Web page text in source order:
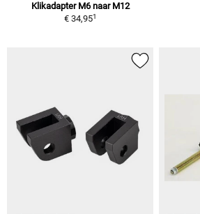
Klikadapter M6 naar M12
€ 34,951